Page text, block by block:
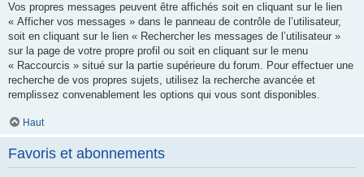
Vos propres messages peuvent être affichés soit en cliquant sur le lien
« Afficher vos messages » dans le panneau de contrôle de l’utilisateur,
soit en cliquant sur le lien « Rechercher les messages de l’utilisateur »
sur la page de votre propre profil ou soit en cliquant sur le menu
« Raccourcis » situé sur la partie supérieure du forum. Pour effectuer une
recherche de vos propres sujets, utilisez la recherche avancée et
remplissez convenablement les options qui vous sont disponibles.
Haut
Favoris et abonnements